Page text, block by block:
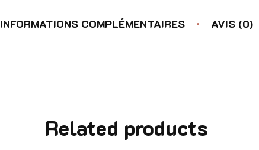
INFORMATIONS COMPLÉMENTAIRES AVIS (0)
Related products